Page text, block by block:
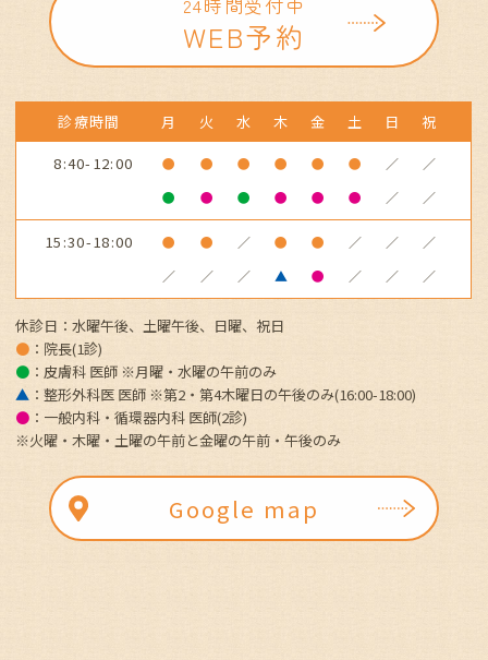
24時間受付中
WEB予約
診療時間 月 火 水 木 金 土 日
祝
8:40-12:00
● ● ● ● ● ● ／
／
●
● ● ● ● ● ／ ／
15:30-18:00 ● ● ／ ● ● ／ ／
／
／
／ ／ ▲ ● ／ ／ ／
休診日：水曜午後、土曜午後、日曜、祝日
● ：院長(1診)
● ：皮膚科 医師 ※月曜・水曜の午前のみ
▲ ：整形外科医 医師 ※第2・第4木曜日の午後のみ(16:00-18:00)
● ：一般内科・循環器内科 医師(2診)
※火曜・木曜・土曜の午前と金曜の午前・午後のみ
Google map